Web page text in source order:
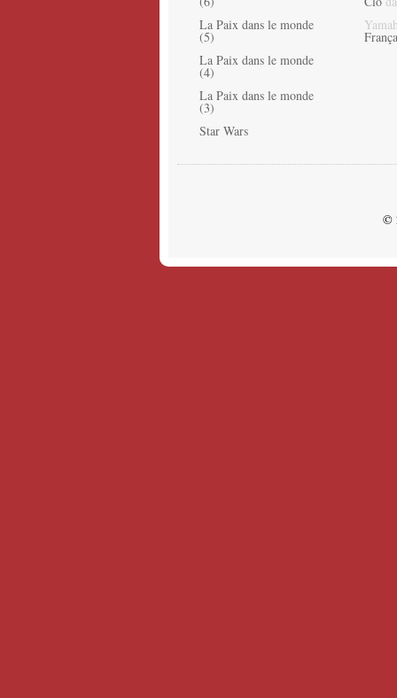
La Paix dans le monde
(5)
La Paix dans le monde
(4)
La Paix dans le monde
(3)
Star Wars
©